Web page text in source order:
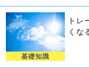
基礎知識
トレ
くな